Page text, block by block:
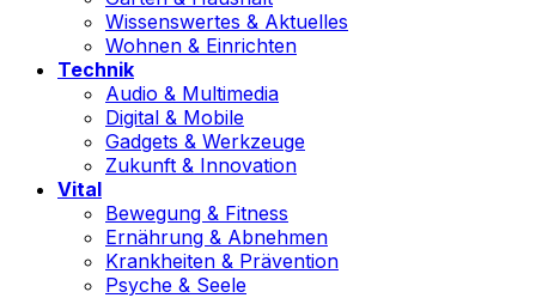
Wissenswertes & Aktuelles
Wohnen & Einrichten
Technik
Audio & Multimedia
Digital & Mobile
Gadgets & Werkzeuge
Zukunft & Innovation
Vital
Bewegung & Fitness
Ernährung & Abnehmen
Krankheiten & Prävention
Psyche & Seele